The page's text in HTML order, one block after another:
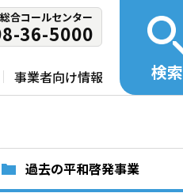
合コールセンター
36-5000
事業者向け情報 検索
過去の平和啓発事業